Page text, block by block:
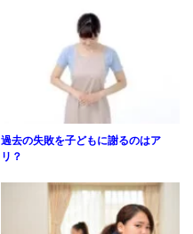
過去の失敗を子どもに謝るのはア
リ？